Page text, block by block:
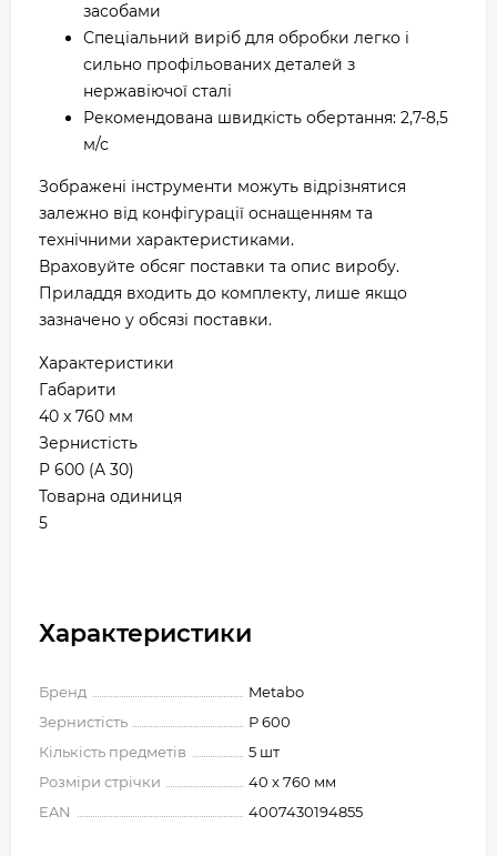
засобами
Спеціальний виріб для обробки легко і
сильно профільованих деталей з
нержавіючої сталі
Рекомендована швидкість обертання: 2,7-8,5
м/с
Зображені інструменти можуть відрізнятися
залежно від конфігурації оснащенням та
технічними характеристиками.
Враховуйте обсяг поставки та опис виробу.
Приладдя входить до комплекту, лише якщо
зазначено у обсязі поставки.
Характеристики
Габарити
40 x 760 мм
Зернистість
P 600 (A 30)
Товарна одиниця
5
Характеристики
Бренд
Metabo
Зернистість
Р 600
Кількість предметів
5 шт
Розміри стрічки
40 x 760 мм
EAN
4007430194855